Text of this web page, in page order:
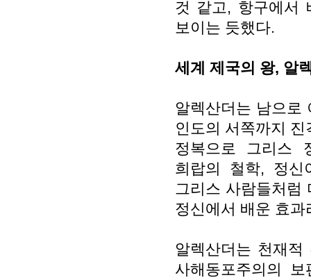
것 같고, 항구에서
보이는 듯했다.
세계 제국의 왕, 알
알렉산더는 남으로
인도의 서쪽까지
정복으로 그리스
희랍의 철학, 정
그리스 사람들처럼
정신에서 배운 효
알렉산더는 천재
사해동포주의의